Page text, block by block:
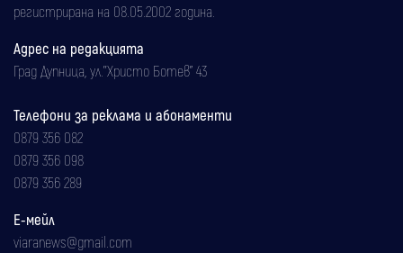
регистрирана на 08.05.2002 година.
Адрес на редакцията
Град Дупница, ул.''Христо Ботев" 43
Телефони за реклама и абонаменти
0879 356 082
0879 356 098
0879 356 289
Е-мейл
viaranews@gmail.com